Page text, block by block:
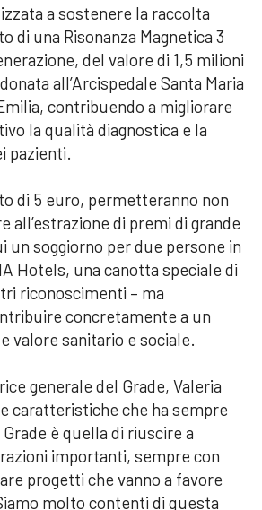
a sostenere la raccolta
di una Risonanza Magnetica 3
del valore di 1,5 milioni
all’Arcispedale Santa Maria
contribuendo a migliorare
la qualità diagnostica e la
pazienti.
di 5 euro, permetteranno non
all’estrazione di premi di grande
un soggiorno per due persone in
Hotels, una canotta speciale di
riconoscimenti – ma
concretamente a un
valore sanitario e sociale.
generale del Grade, Valeria
caratteristiche che ha sempre
è quella di riuscire a
importanti, sempre con
progetti che vanno a favore
molto contenti di questa